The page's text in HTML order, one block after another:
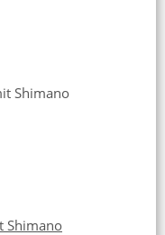
Shimano